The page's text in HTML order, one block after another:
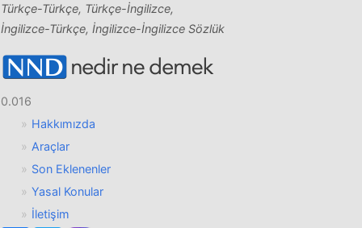
Türkçe-Türkçe, Türkçe-İngilizce,
İngilizce-Türkçe, İngilizce-İngilizce Sözlük
0.016
Hakkımızda
Araçlar
Son Eklenenler
Yasal Konular
İletişim